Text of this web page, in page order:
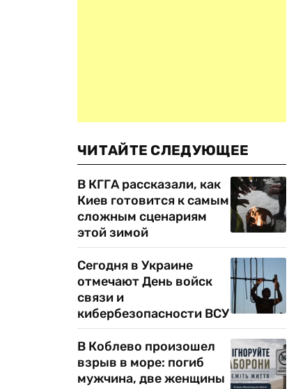
ЧИТАЙТЕ СЛЕДУЮЩЕЕ
В КГГА рассказали, как
Киев готовится к самым
сложным сценариям
этой зимой
Сегодня в Украине
отмечают День войск
связи и
кибербезопасности ВСУ
В Коблево произошел
взрыв в море: погиб
мужчина, две женщины